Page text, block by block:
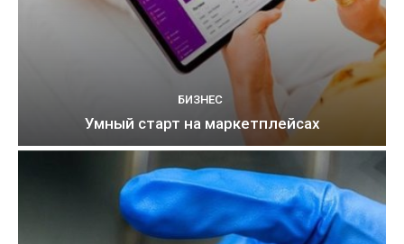
БИЗНЕС
Умный старт на маркетплейсах